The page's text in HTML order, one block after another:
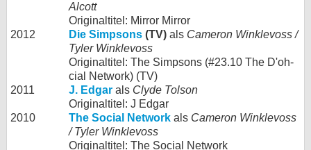
Alcott
Originaltitel: Mirror Mirror
2012
Die Simpsons (TV) als Cameron Winklevoss /
Tyler Winklevoss
Originaltitel: The Simpsons (#23.10 The D'oh-
cial Network) (TV)
2011
J. Edgar als Clyde Tolson
Originaltitel: J Edgar
2010
The Social Network als Cameron Winklevoss
/ Tyler Winklevoss
Originaltitel: The Social Network